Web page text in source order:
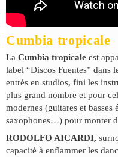
Cumbia tropicale
La Cumbia tropicale est
label “Discos Fuentes” dans
entrés en studios, fini les
plus grand nombre et pour
modernes (guitares et
saxophones…) pour monter
RODOLFO AICARDI,
capacité à enflammer les